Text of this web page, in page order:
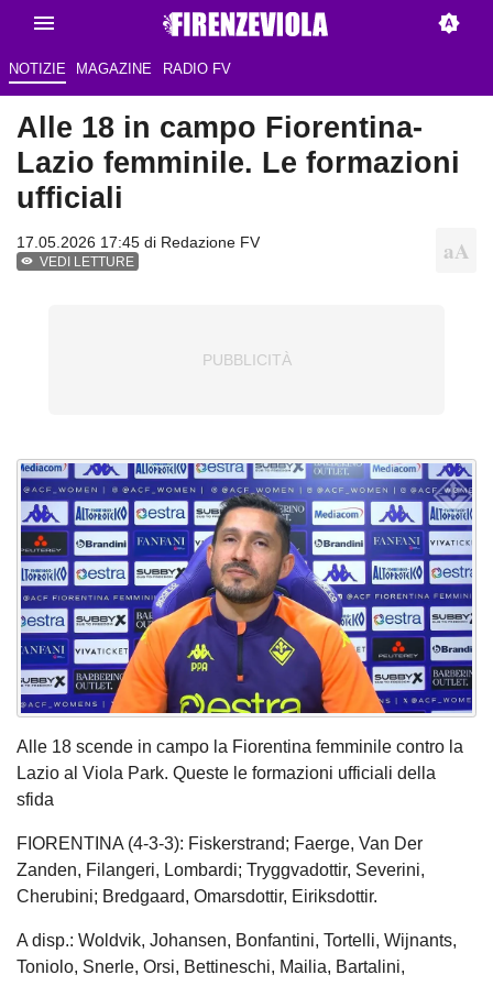
NOTIZIE MAGAZINE RADIO FV
Alle 18 in campo Fiorentina-
Lazio femminile. Le formazioni
ufficiali
17.05.2026 17:45 di Redazione FV
VEDI LETTURE
Alle 18 scende in campo la Fiorentina femminile contro la
Lazio al Viola Park. Queste le formazioni ufficiali della
sfida
FIORENTINA (4-3-3): Fiskerstrand; Faerge, Van Der
Zanden, Filangeri, Lombardi; Tryggvadottir, Severini,
Cherubini; Bredgaard, Omarsdottir, Eiriksdottir.
A disp.: Woldvik, Johansen, Bonfantini, Tortelli, Wijnants,
Toniolo, Snerle, Orsi, Bettineschi, Mailia, Bartalini,